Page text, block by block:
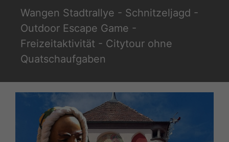
springen
Wangen Stadtrallye - Schnitzeljagd -
Outdoor Escape Game -
Freizeitaktivität - Citytour ohne
Quatschaufgaben